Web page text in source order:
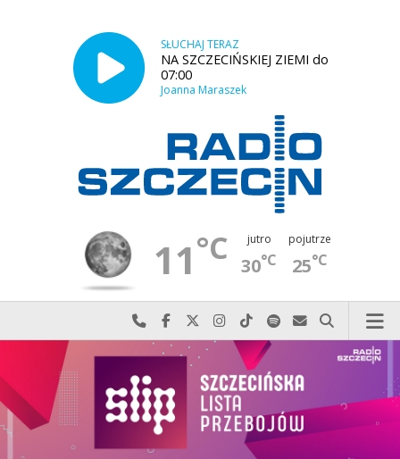
SŁUCHAJ TERAZ
NA SZCZECIŃSKIEJ ZIEMI do
07:00
Joanna Maraszek
11°C jutro
30°C
pojutrze
25°C
Najlepiej po prostu do nas zadzwoń
Odwiedź nas na Facebook-u
Odwiedź nas na X
Odwiedź nas na Instagram-ie
Odwiedź nas na TikTok-u
Szukaj nas na Spotify
Wyślij do nas
Szukaj